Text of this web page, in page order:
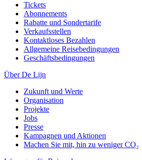
Tickets
Abonnements
Rabatte und Sondertarife
Verkaufsstellen
Kontaktloses Bezahlen
Allgemeine Reisebedingungen
Geschäftsbedingungen
Über De Lijn
Zukunft und Werte
Organisation
Projekte
Jobs
Presse
Kampagnen und Aktionen
Machen Sie mit, hin zu weniger CO₂